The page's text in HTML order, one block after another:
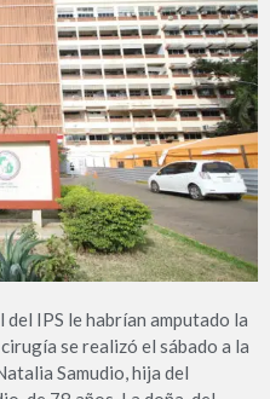
IPS le habrían amputado la
se realizó el sábado a la
Samudio, hija del